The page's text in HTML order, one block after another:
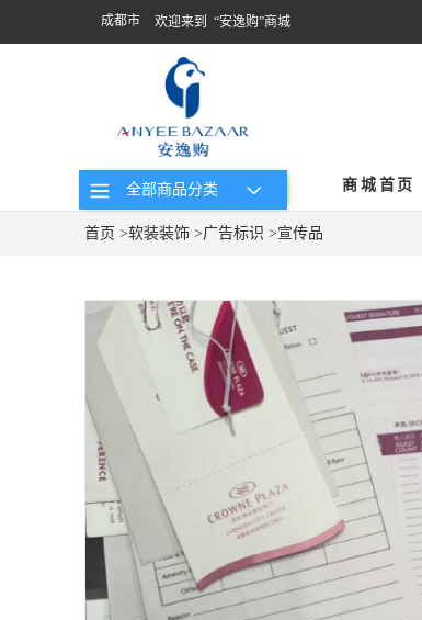
成都市 欢迎来到 “安逸购”商城
全部商品分类 商城首页
首页 >软装装饰 >广告标识 >宣传品